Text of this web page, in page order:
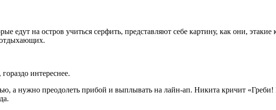
едут на остров учиться серфить, представляют себе картину, как они, этакие
отдыхающих.
интереснее.
а нужно преодолеть прибой и выплывать на лайн-ап. Никита кричит